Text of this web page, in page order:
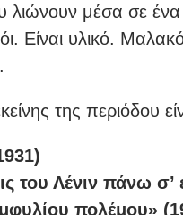
λιώνουν μέσα σε ένα
Είναι υλικό.
της περιόδου
του Λένιν πάνω
πολέμου»